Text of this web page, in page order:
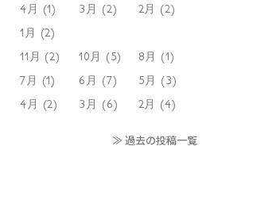
4月 (1)
3月 (2)
2月 (2)
1月 (2)
11月 (2) 10月 (5)
8月 (1)
7月 (1)
6月 (7)
5月 (3)
4月 (2)
3月 (6) 2月 (4)
≫ 過去の投稿一覧